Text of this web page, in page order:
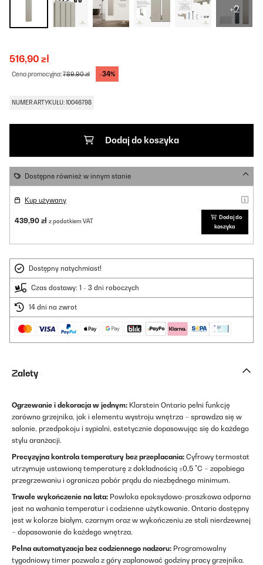
+2
516,90 zł
Cena promocyjna:789,90 zł -34%
NUMER ARTYKUŁU: 10046798
Dodaj do koszyka
Dostępne również w innym stanie
Kup używany
439,90 zł z podatkiem VAT
Dodaj do
koszyka
Dostępny natychmiast!
Czas dostawy: 1 - 3 dni roboczych
14 dni na zwrot
Zalety
Ogrzewanie i dekoracja w jednym: Klarstein Ontario pełni funkcję
zarówno grzejnika, jak i elementu wystroju wnętrza – sprawdza się w
salonie, przedpokoju i sypialni, estetycznie dopasowując się do każdego
stylu aranżacji.
Precyzyjna kontrola temperatury bez przepłacania: Cyfrowy termostat
utrzymuje ustawioną temperaturę z dokładnością ±0,5 °C – zapobiega
przegrzewaniu i ogranicza pobór prądu do niezbędnego minimum.
Trwałe wykończenie na lata: Powłoka epoksydowo-proszkowa odporna
jest na wahania temperatur i codzienne użytkowanie. Ontario dostępny
jest w kolorze białym, czarnym oraz w wykończeniu ze stali nierdzewnej
– dopasowanie do każdego wnętrza.
Pełna automatyzacja bez codziennego nadzoru: Programowalny
tygodniowy timer pozwala z góry zaplanować godziny pracy grzejnika.